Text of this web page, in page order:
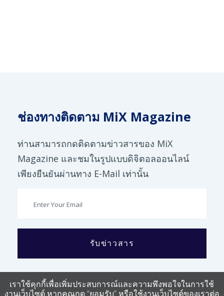
ช่องทางติดตาม MiX Magazine
ท่านสามารถกดติดตามข่าวสารของ MiX
Magazine และชมในรูปแบบดิจิตอลออนไลน์
เพียงยืนยันผ่านทาง E-Mail เท่านั้น
รับข่าวสาร
เราใช้คุกกี้เพื่อเพิ่มประสบการณ์และความพึงพอใจในการใช้
งานเว็บไซต์ หากคุณกด “ยอมรับ” หรือใช้งานเว็บไซต์ของเราต่อ